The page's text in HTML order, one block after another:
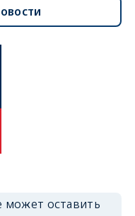
может оставить